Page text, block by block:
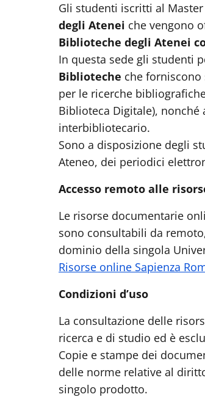
Gli studenti iscritti al
degli Atenei che vengono
Biblioteche degli Atenei
In questa sede gli studenti
Biblioteche che forniscono
per le ricerche
Biblioteca Digitale),
interbibliotecario.
Sono a disposizione degli
Ateneo, dei periodici
Accesso remoto alle
Le risorse documentarie
sono consultabili da
dominio della singola
Risorse online Sapienza
Condizioni d’uso
La consultazione delle
ricerca e di studio ed è
Copie e stampe dei
delle norme relative al
singolo prodotto.